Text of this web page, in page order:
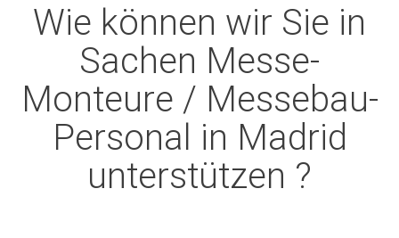
Wie können wir Sie in
Sachen Messe-
Monteure / Messebau-
Personal in Madrid
unterstützen ?